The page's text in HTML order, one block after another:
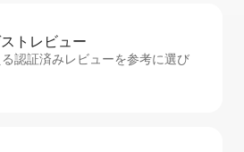
ト⁠レ⁠ビ⁠ュ⁠ー
認証済みレビューを参考に選び